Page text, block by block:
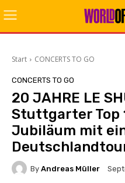
Start CONCERTS TO GO
CONCERTS TO GO
20 JAHRE LE
Stuttgarter Top
Jubiläum mit
By Andreas Müller